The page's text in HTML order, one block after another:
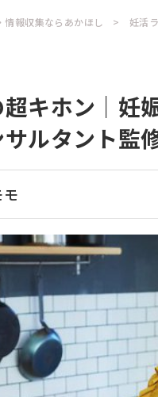
情報収集ならあかほし 妊活
キホン｜妊
ルタント監修